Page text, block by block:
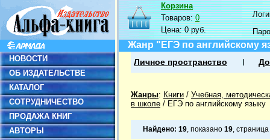
НОВОСТИ
ОБ ИЗДАТЕЛЬСТВЕ
КАТАЛОГ
СОТРУДНИЧЕСТВО
ПРОДАЖА КНИГ
АВТОРЫ
Корзина
Товаров:0
Цена:0 руб.
Жанр "ЕГЭ по английскому
Личное пространство
Жанры: Книги / Учебная,
в школе / ЕГЭ по английскому языку
Найдено: 19, показано 19, страница